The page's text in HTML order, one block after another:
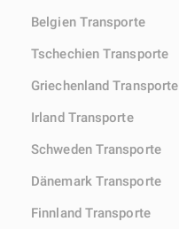
Belgien Transporte
Tschechien Transporte
Griechenland Transporte
Irland Transporte
Schweden Transporte
Dänemark Transporte
Finnland Transporte